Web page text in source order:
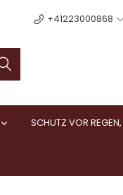
+41223000868
 SCHUTZ VOR